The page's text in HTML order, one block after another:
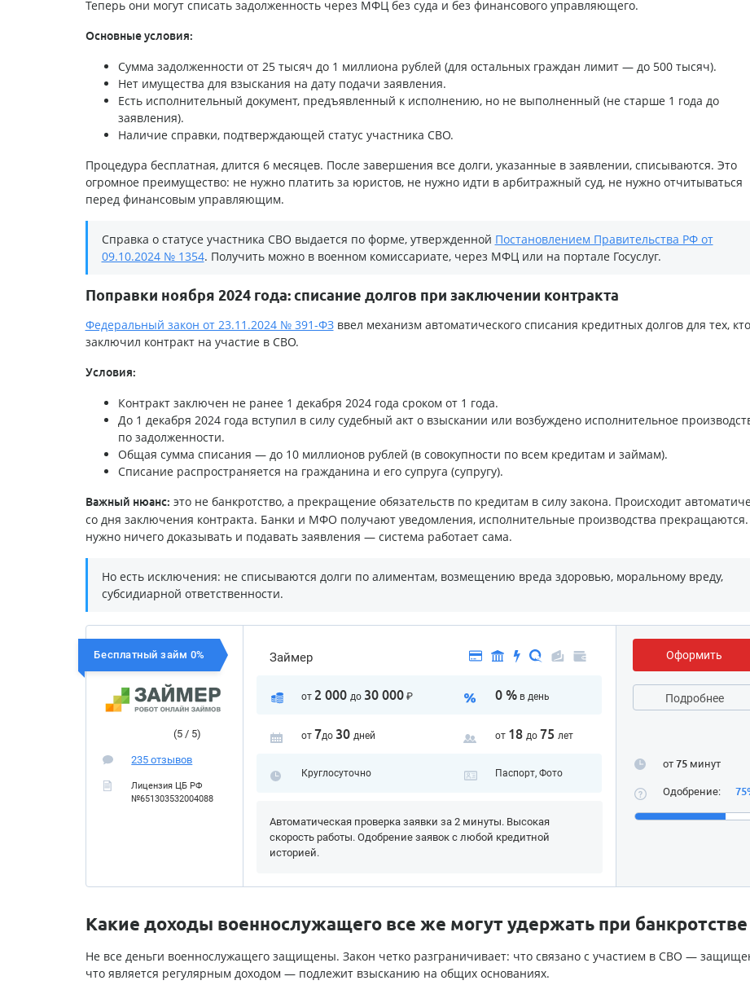
Теперь они могут списать задолженность через МФЦ без суда и без финансового управляющего.
Основные условия:
Сумма задолженности от 25 тысяч до 1 миллиона рублей (для остальных граждан лимит — до 500 тысяч).
Нет имущества для взыскания на дату подачи заявления.
Есть исполнительный документ, предъявленный к исполнению, но не выполненный (не старше 1 года до
заявления).
Наличие справки, подтверждающей статус участника СВО.
Процедура бесплатная, длится 6 месяцев. После завершения все долги, указанные в заявлении, списываются. Это
огромное преимущество: не нужно платить за юристов, не нужно идти в арбитражный суд, не нужно отчитываться
перед финансовым управляющим.
Справка о статусе участника СВО выдается по форме, утвержденной Постановлением Правительства РФ от
09.10.2024 № 1354. Получить можно в военном комиссариате, через МФЦ или на портале Госуслуг.
Поправки ноября 2024 года: списание долгов при заключении контракта
Федеральный закон от 23.11.2024 № 391-ФЗввел механизм автоматического списания кредитных долгов для тех, кто
заключил контракт на участие в СВО.
Условия:
Контракт заключен не ранее 1 декабря 2024 года сроком от 1 года.
До 1 декабря 2024 года вступил в силу судебный акт о взыскании или возбуждено исполнительное
по задолженности.
Общая сумма списания — до 10 миллионов рублей (в совокупности по всем кредитам и займам).
Списание распространяется на гражданина и его супруга (супругу).
Важный нюанс: это не банкротство, а прекращение обязательств по кредитам в силу закона. Происходит
со дня заключения контракта. Банки и МФО получают уведомления, исполнительные производства
нужно ничего доказывать и подавать заявления — система работает сама.
Но есть исключения: не списываются долги по алиментам, возмещению вреда здоровью, моральному вреду,
субсидиарной ответственности.
Бесплатный займ 0% Займер
(5 / 5)
235 отзывов
Лицензия ЦБ РФ
№651303532004088
от 2 000 до 30 000₽ 0 %в день
от 7до 30 дней от 18 до 75 лет
Круглосуточно Паспорт, Фото
от 75минут
Одобрение:
Автоматическая проверка заявки за 2 минуты. Высокая
скорость работы. Одобрение заявок с любой кредитной
историей.
Оформить
Подробнее
Какие доходы военнослужащего все же могут удержать при банкротстве
Не все деньги военнослужащего защищены. Закон четко разграничивает: что связано с участием в СВО —
что является регулярным доходом — подлежит взысканию на общих основаниях.